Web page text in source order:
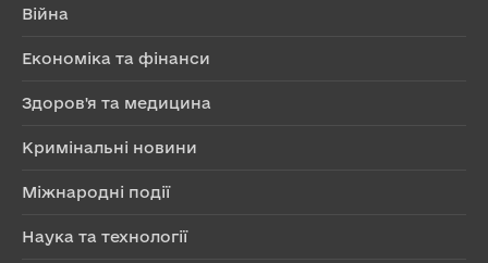
Війна
Економіка та фінанси
Здоров'я та медицина
Кримінальні новини
Міжнародні події
Наука та технології